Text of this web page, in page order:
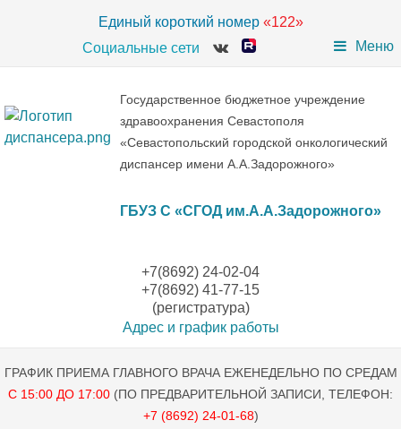
Единый короткий номер«122»
Социальные сети
Меню
Государственное бюджетное учреждение
здравоохранения Севастополя
«Севастопольский городской онкологический
диспансер имени А.А.Задорожного»
ГБУЗ С «СГОД им.А.А.Задорожного»
+7(8692) 24-02-04
+7(8692) 41-77-15
(регистратура)
Адрес и график работы
ГРАФИК ПРИЕМА ГЛАВНОГО ВРАЧА ЕЖЕНЕДЕЛЬНО ПО СРЕДАМ
С 15:00 ДО 17:00 (ПО ПРЕДВАРИТЕЛЬНОЙ ЗАПИСИ, ТЕЛЕФОН:
+7 (8692) 24-01-68)